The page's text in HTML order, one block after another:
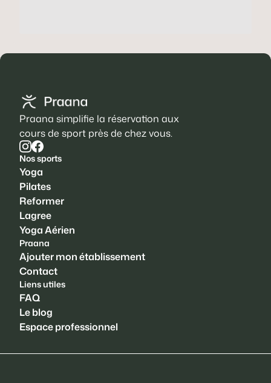
Praana simplifie la réservation aux
cours de sport près de chez vous.
Nos sports
Yoga
Pilates
Reformer
Lagree
Yoga Aérien
Praana
Ajouter mon établissement
Contact
Liens utiles
FAQ
Le blog
Espace professionnel